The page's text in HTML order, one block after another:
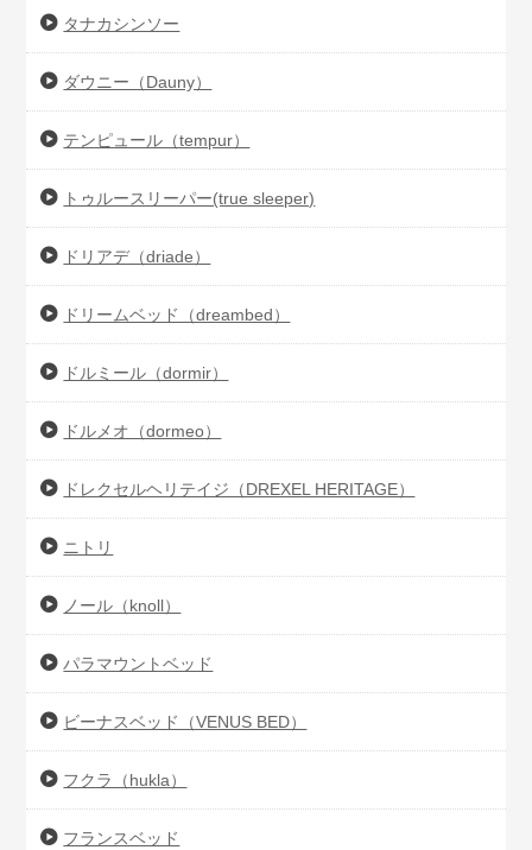
タナカシンソー
ダウニー（Dauny）
テンピュール（tempur）
トゥルースリーパー(true sleeper)
ドリアデ（driade）
ドリームベッド（dreambed）
ドルミール（dormir）
ドルメオ（dormeo）
ドレクセルヘリテイジ（DREXEL HERITAGE）
ニトリ
ノール（knoll）
パラマウントベッド
ビーナスベッド（VENUS BED）
フクラ（hukla）
フランスベッド